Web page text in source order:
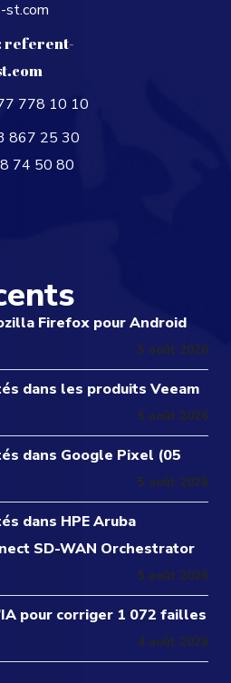
st.com
referent-
778 10 10
25 30
50 80
Firefox pour Android
5 août 2026
dans les produits Veeam
5 août 2026
dans Google Pixel (05
5 août 2026
dans HPE Aruba
SD-WAN Orchestrator
5 août 2026
pour corriger 1 072 failles
4 août 2026